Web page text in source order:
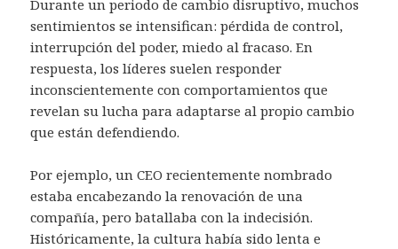
Durante un periodo de cambio disruptivo, muchos
sentimientos se intensifican: pérdida de control,
interrupción del poder, miedo al fracaso. En
respuesta, los líderes suelen responder
inconscientemente con comportamientos que
revelan su lucha para adaptarse al propio cambio
que están defendiendo.
Por ejemplo, un CEO recientemente nombrado
estaba encabezando la renovación de una
compañía, pero batallaba con la indecisión.
Históricamente, la cultura había sido lenta e